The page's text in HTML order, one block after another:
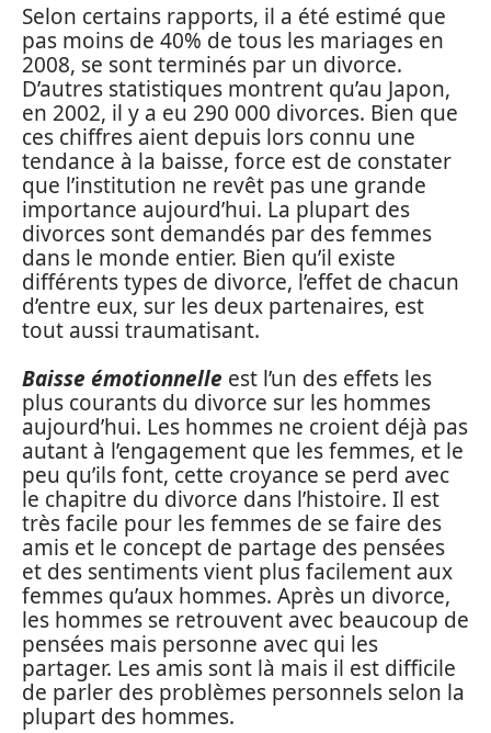
Selon certains rapports, il a été estimé que
pas moins de 40% de tous les mariages en
2008, se sont terminés par un divorce.
D’autres statistiques montrent qu’au Japon,
en 2002, il y a eu 290 000 divorces. Bien que
ces chiffres aient depuis lors connu une
tendance à la baisse, force est de constater
que l’institution ne revêt pas une grande
importance aujourd’hui. La plupart des
divorces sont demandés par des femmes
dans le monde entier. Bien qu’il existe
différents types de divorce, l’effet de chacun
d’entre eux, sur les deux partenaires, est
tout aussi traumatisant.
Baisse émotionnelle est l’un des effets les
plus courants du divorce sur les hommes
aujourd’hui. Les hommes ne croient déjà pas
autant à l’engagement que les femmes, et le
peu qu’ils font, cette croyance se perd avec
le chapitre du divorce dans l’histoire. Il est
très facile pour les femmes de se faire des
amis et le concept de partage des pensées
et des sentiments vient plus facilement aux
femmes qu’aux hommes. Après un divorce,
les hommes se retrouvent avec beaucoup de
pensées mais personne avec qui les
partager. Les amis sont là mais il est difficile
de parler des problèmes personnels selon la
plupart des hommes.